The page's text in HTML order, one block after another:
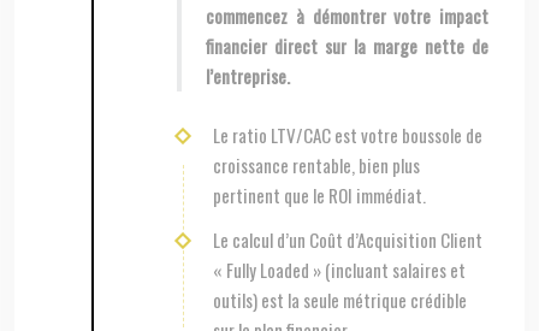
commencez à démontrer votre impact
financier direct sur la marge nette de
l’entreprise.
Le ratio LTV/CAC est votre boussole de
croissance rentable, bien plus
pertinent que le ROI immédiat.
Le calcul d’un Coût d’Acquisition Client
« Fully Loaded » (incluant salaires et
outils) est la seule métrique crédible